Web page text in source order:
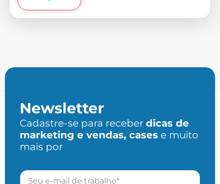
Newsletter
Cadastre-se para receber dicas de
marketing e vendas, cases e muito
mais por